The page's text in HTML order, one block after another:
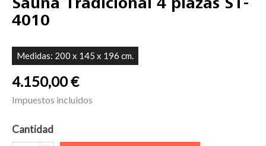
Sauna Tradicional 4 plazas ST-
4010
Medidas: 200 x 145 x 196 cm.
4.150,00 €
Impuestos incluidos
Cantidad